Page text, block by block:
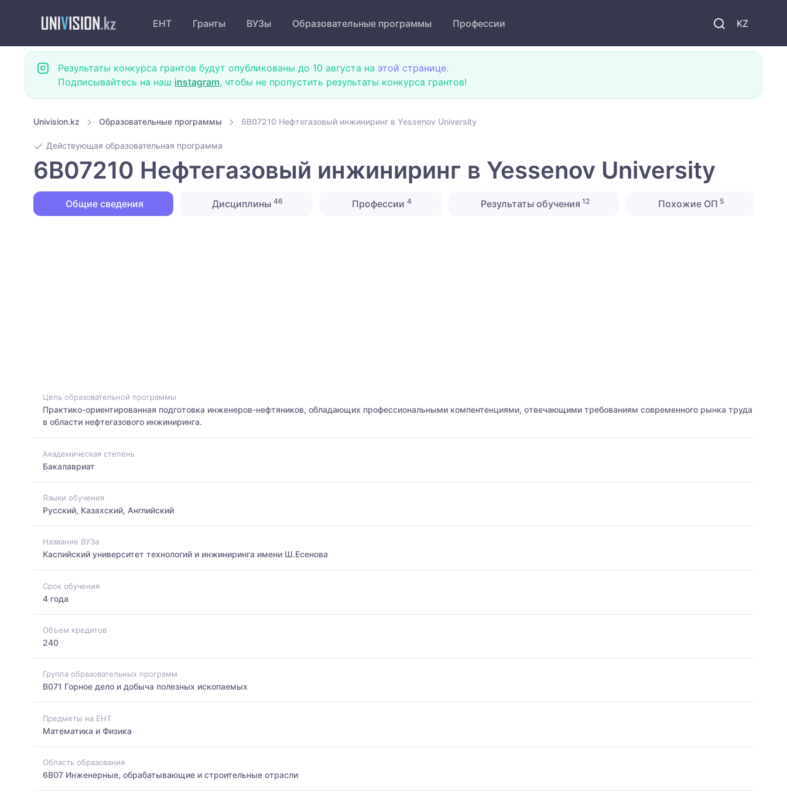
KZ
ЕНТ Гранты ВУЗы Образовательные программы Профессии
Результаты конкурса грантов будут опубликованы до 10 августа на этой странице.
Подписывайтесь на наш instagram, чтобы не пропустить результаты конкурса грантов!
Univision.kz Образовательные программы 6B07210 Нефтегазовый инжиниринг в Yessenov University
Действующая образовательная программа
6B07210 Нефтегазовый инжиниринг в Yessenov University
Общие сведения Дисциплины46 Профессии 4 Результаты обучения 12 Похожие ОП 5
Цель образовательной программы
Практико-ориентированная подготовка инженеров-нефтяников, обладающих профессиональными компентенциями, отвечающими требованиям современного рынка труда
в области нефтегазового инжиниринга.
Академическая степень
Бакалавриат
Языки обучения
Русский, Казахский, Английский
Название ВУЗа
Каспийский университет технологий и инжиниринга имени Ш.Есенова
Срок обучения
4 года
Объем кредитов
240
Группа образовательных программ
B071 Горное дело и добыча полезных ископаемых
Предметы на ЕНТ
Математика и Физика
Область образования
6B07 Инженерные, обрабатывающие и строительные отрасли